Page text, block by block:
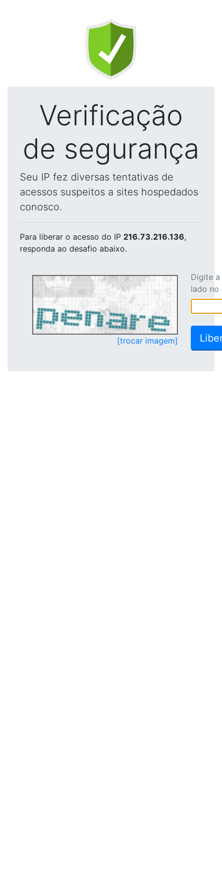
Verificação
de segurança
Seu IP fez diversas tentativas de
acessos suspeitos a sites hospedados
conosco.
Para liberar o acesso do IP 216.73.216.136,
responda ao desafio abaixo.
[trocar imagem]
Digite
lado no